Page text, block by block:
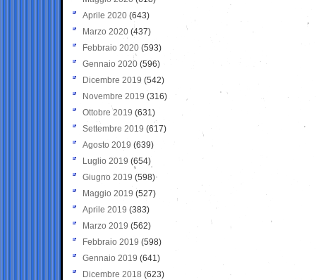
Aprile 2020 (643)
Marzo 2020 (437)
Febbraio 2020 (593)
Gennaio 2020 (596)
Dicembre 2019 (542)
Novembre 2019 (316)
Ottobre 2019 (631)
Settembre 2019 (617)
Agosto 2019 (639)
Luglio 2019 (654)
Giugno 2019 (598)
Maggio 2019 (527)
Aprile 2019 (383)
Marzo 2019 (562)
Febbraio 2019 (598)
Gennaio 2019 (641)
Dicembre 2018 (623)